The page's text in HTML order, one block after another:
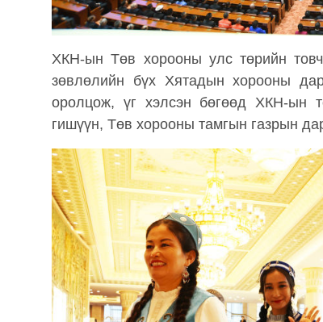
ХКН-ын Төв хорооны улс төрийн
зөвлөлийн бүх Хятадын хорооны
оролцож, үг хэлсэн бөгөөд ХКН-ын
гишүүн, Төв хорооны тамгын газрын